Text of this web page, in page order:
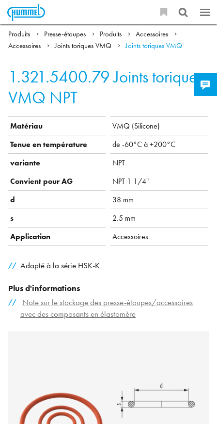
Produits Presse-étoupes Produits
Accessoires
Accessoires
Joints toriques VMQ Joints toriques VMQ
1.321.5400.79Joints toriques
VMQ NPT
Matériau
VMQ ( Silicone)
Tenue en température
de -60°C à +200°C
variante
NPT
Convient pour AG
NPT 1 1/4"
d
38 mm
s
2.5 mm
Application
Accessoires
Adapté à la série HSK-K
Plus d'informations
Note sur le stockage des presse-étoupes/accessoires
avec des composants en élastomère